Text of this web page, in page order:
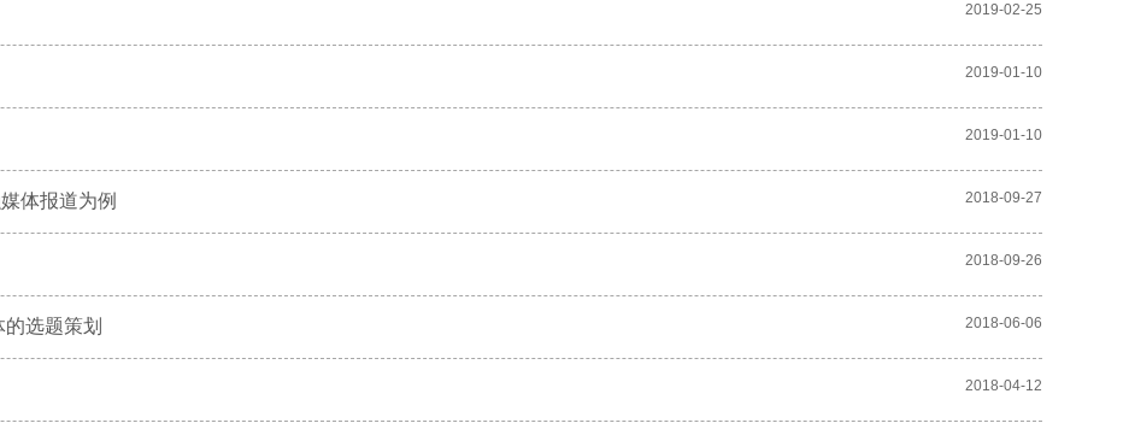
2019-02-25
2019-01-10
2019-01-10
体报道为例 2018-09-27
2018-09-26
选题策划 2018-06-06
2018-04-12